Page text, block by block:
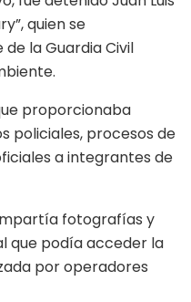
quien se
la Guardia Civil
proporcionaba
policiales, procesos de
a integrantes de
fotografías y
que podía acceder la
por operadores